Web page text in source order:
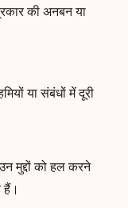
की अनबन या
या संबंधों में दूरी
मुद्दों को हल करने